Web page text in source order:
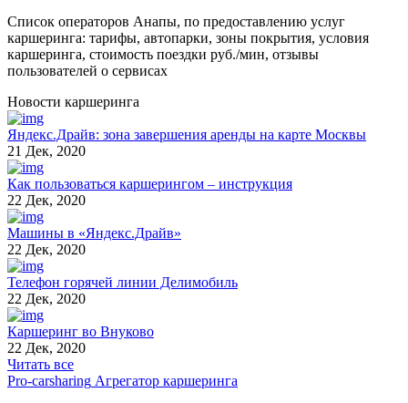
Список операторов Анапы, по предоставлению услуг
каршеринга: тарифы, автопарки, зоны покрытия, условия
каршеринга, стоимость поездки руб./мин, отзывы
пользователей о сервисах
Новости каршеринга
Яндекс.Драйв: зона завершения аренды на карте Москвы
21 Дек, 2020
Как пользоваться каршерингом – инструкция
22 Дек, 2020
Машины в «Яндекс.Драйв»
22 Дек, 2020
Телефон горячей линии Делимобиль
22 Дек, 2020
Каршеринг во Внуково
22 Дек, 2020
Читать все
Pro-carsharing Агрегатор каршеринга